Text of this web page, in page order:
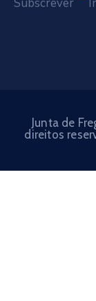
Subscrever
Junta de
direitos